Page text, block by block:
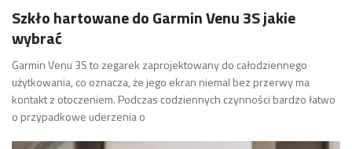
Szkło hartowane do Garmin Venu 3S jakie
wybrać
Garmin Venu 3S to zegarek zaprojektowany do całodziennego
użytkowania, co oznacza, że jego ekran niemal bez przerwy ma
kontakt z otoczeniem. Podczas codziennych czynności bardzo łatwo
o przypadkowe uderzenia o